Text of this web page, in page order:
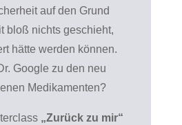
auf den Grund
bloß nichts geschieht,
hätte werden können.
Google zu den neu
Medikamenten?
„Zurück zu mir“